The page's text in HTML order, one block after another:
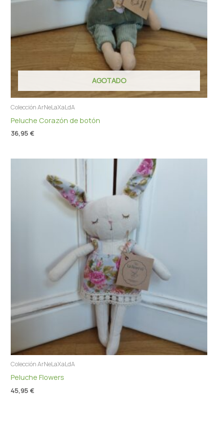
AGOTADO
Colección ArNeLaXaLdA
Peluche Corazón de botón
36,95 €
Colección ArNeLaXaLdA
Peluche Flowers
45,95 €